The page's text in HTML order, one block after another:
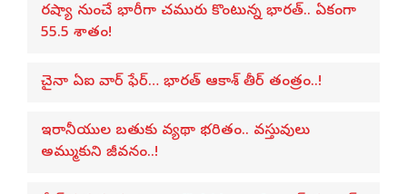
రష్యా నుంచే భారీగా చమురు కొంటున్న భారత్.. ఏకంగా
55.5 శాతం!
చైనా ఏఐ వార్ ఫేర్… భారత్ ఆకాశ్ తీర్ తంత్రం..!
ఇరానీయుల బతుకు వ్యథా భరితం.. వస్తువులు
అమ్ముకుని జీవనం..!